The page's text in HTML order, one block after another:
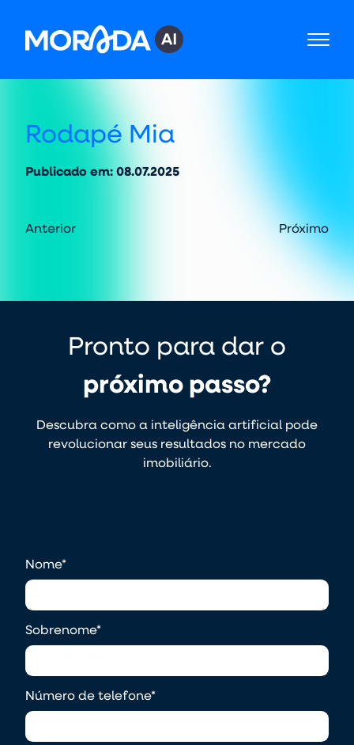
Rodapé Mia
Publicado em: 08.07.2025
Anterior Próximo
Pronto para dar o
próximo passo?
Descubra como a inteligência artificial pode
revolucionar seus resultados no mercado
imobiliário.
Nome*
Sobrenome*
Número de telefone*